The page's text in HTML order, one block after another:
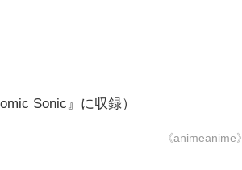
Sonic』に収録）
《animeanime》